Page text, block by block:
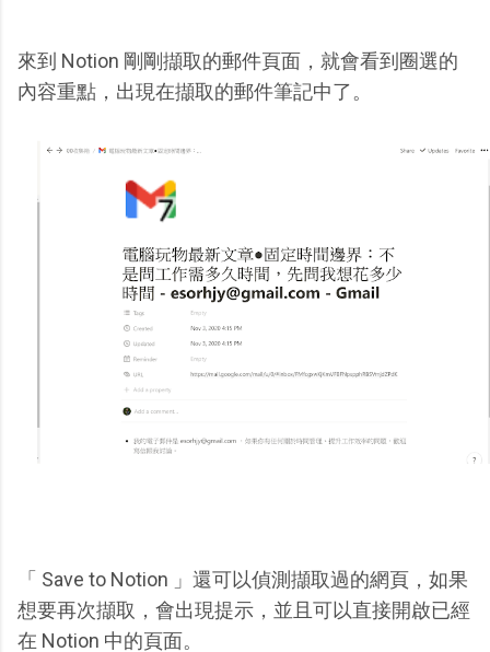
來到 Notion 剛剛擷取的郵件頁面，就會看到圈選的
內容重點，出現在擷取的郵件筆記中了。
「 Save to Notion 」還可以偵測擷取過的網頁，如果
想要再次擷取，會出現提示，並且可以直接開啟已經
在 Notion 中的頁面。